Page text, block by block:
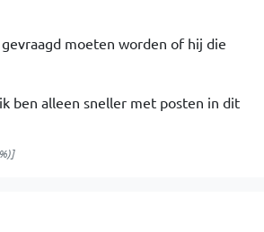
moeten worden of hij die
ben alleen sneller met posten in dit